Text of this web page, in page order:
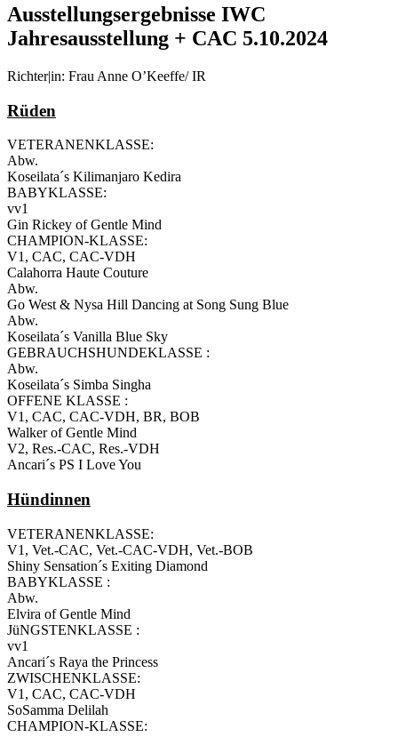
Ausstellungsergebnisse IWC
Jahresausstellung + CAC 5.10.2024
Richter|in: Frau Anne O’Keeffe/ IR
Rüden
VETERANENKLASSE:
Abw.
Koseilata´s Kilimanjaro Kedira
BABYKLASSE:
vv1
Gin Rickey of Gentle Mind
CHAMPION-KLASSE:
V1, CAC, CAC-VDH
Calahorra Haute Couture
Abw.
Go West & Nysa Hill Dancing at Song Sung Blue
Abw.
Koseilata´s Vanilla Blue Sky
GEBRAUCHSHUNDEKLASSE :
Abw.
Koseilata´s Simba Singha
OFFENE KLASSE :
V1, CAC, CAC-VDH, BR, BOB
Walker of Gentle Mind
V2, Res.-CAC, Res.-VDH
Ancari´s PS I Love You
Hündinnen
VETERANENKLASSE:
V1, Vet.-CAC, Vet.-CAC-VDH, Vet.-BOB
Shiny Sensation´s Exiting Diamond
BABYKLASSE :
Abw.
Elvira of Gentle Mind
JüNGSTENKLASSE :
vv1
Ancari´s Raya the Princess
ZWISCHENKLASSE:
V1, CAC, CAC-VDH
SoSamma Delilah
CHAMPION-KLASSE: